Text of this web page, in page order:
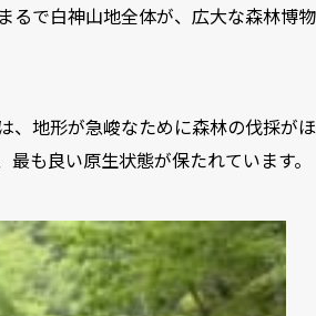
るで白神山地全体が、広大な森林博物
、地形が急峻なために森林の伐採がほ
最も良い原生状態が保たれています。